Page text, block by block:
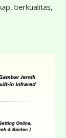
berkualitas,